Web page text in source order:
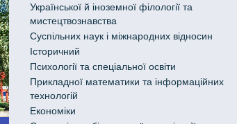
Української й іноземної філології та
мистецтвознавства
Cуспільних наук і міжнародних відносин
Історичний
Психології та спеціальної освіти
Прикладної математики та інформаційних
технологій
Економіки